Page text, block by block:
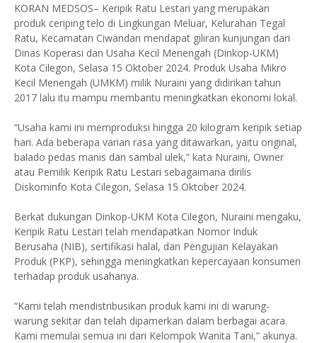
KORAN MEDSOS– Keripik Ratu Lestari yang merupakan
produk ceriping telo di Lingkungan Meluar, Kelurahan Tegal
Ratu, Kecamatan Ciwandan mendapat giliran kunjungan dari
Dinas Koperasi dan Usaha Kecil Menengah (Dinkop-UKM)
Kota Cilegon, Selasa 15 Oktober 2024. Produk Usaha Mikro
Kecil Menengah (UMKM) milik Nuraini yang didirikan tahun
2017 lalu itu mampu membantu meningkatkan ekonomi lokal.
“Usaha kami ini memproduksi hingga 20 kilogram keripik setiap
hari. Ada beberapa varian rasa yang ditawarkan, yaitu original,
balado pedas manis dan sambal ulek,” kata Nuraini, Owner
atau Pemilik Keripik Ratu Lestari sebagaimana dirilis
Diskominfo Kota Cilegon, Selasa 15 Oktober 2024.
Berkat dukungan Dinkop-UKM Kota Cilegon, Nuraini mengaku,
Keripik Ratu Lestari telah mendapatkan Nomor Induk
Berusaha (NIB), sertifikasi halal, dan Pengujian Kelayakan
Produk (PKP), sehingga meningkatkan kepercayaan konsumen
terhadap produk usahanya.
“Kami telah mendistribusikan produk kami ini di warung-
warung sekitar dan telah dipamerkan dalam berbagai acara.
Kami memulai semua ini dari Kelompok Wanita Tani,” akunya.